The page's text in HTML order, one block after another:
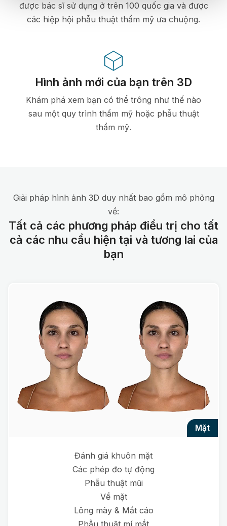
được bác sĩ sử dụng ở trên 100 quốc gia và được
các hiệp hội phẫu thuật thẩm mỹ ưa chuộng.
Hình ảnh mới của bạn trên 3D
Khám phá xem bạn có thể trông như thế nào
sau một quy trình thẩm mỹ hoặc phẫu thuật
thẩm mỹ.
Giải pháp hình ảnh 3D duy nhất bao gồm mô phỏng
về:
Tất cả các phương pháp điều trị cho tất
cả các nhu cầu hiện tại và tương lai của
bạn
mặt
Đánh giá khuôn mặt
Các phép đo tự động
Phẫu thuật mũi
Về mặt
Lông mày & Mắt cáo